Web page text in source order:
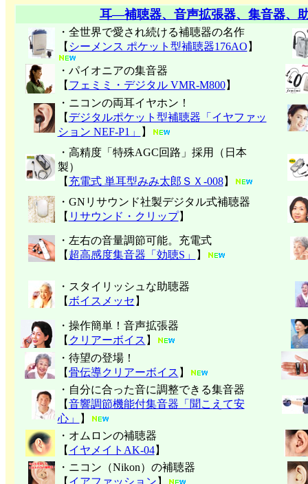
耳―補聴器、音声拡張器、集音器、
・全世界で愛され続ける補聴器の名作
【 シーメンス ポケット型補聴器176AO 】
・パイオニアの集音器
【 フェミミ・デジタル VMR-M800】
・ニコンの両耳イヤホン！
【 デジタルポケット型補聴器「イヤファッ
ション NEF-P1」
】
・高精度「特殊AGC回路」採用（日本
製）
【 充電式 単耳型みみ太郎ＳＸ-008】
・GNリサウンド社製デジタル式補聴器
【 リサウンド・クリップ】
・左右の音量調節可能。充電式
【 超高感度集音器「効聴S」 】
・スタイリッシュな助聴器
【 ボイスメッセ 】
・操作簡単！音声拡張器
【 クリアーボイス 】
・待望の登場！
【骨伝導クリアーボイス 】
・自分に合った音に調整できる集音器
【音響調節機能付集音器「聞こえて安
心」
】
・オムロンの補聴器
【 イヤメイトAK-04】
・ニコン（Nikon）の補聴器
【 イアファッション 】